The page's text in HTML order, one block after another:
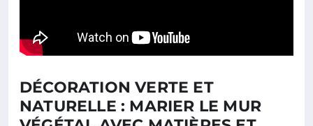
DÉCORATION VERTE ET
NATURELLE : MARIER LE MUR